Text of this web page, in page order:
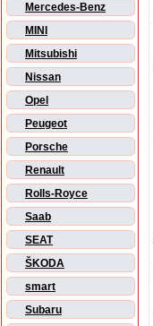
Mercedes-Benz
MINI
Mitsubishi
Nissan
Opel
Peugeot
Porsche
Renault
Rolls-Royce
Saab
SEAT
ŠKODA
smart
Subaru